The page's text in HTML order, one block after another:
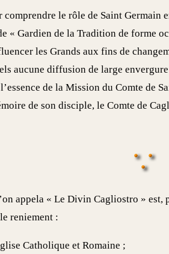
comprendre le rôle de Saint Germain
« Gardien de la Tradition de forme
les Grands aux fins de
aucune diffusion de large
de la Mission du Comte de
de son disciple, le Comte de
appela « Le Divin Cagliostro »
reniement :
Catholique et Romaine ;